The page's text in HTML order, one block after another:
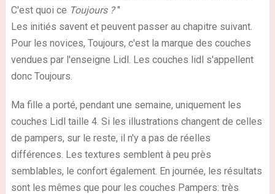
C'est quoi ce Toujours ?"
Les initiés savent et peuvent passer au chapitre suivant.
Pour les novices, Toujours, c'est la marque des couches
vendues par l'enseigne Lidl. Les couches lidl s'appellent
donc Toujours.
Ma fille a porté, pendant une semaine, uniquement les
couches Lidl taille 4. Si les illustrations changent de celles
de pampers, sur le reste, il n'y a pas de réelles
différences. Les textures semblent à peu près
semblables, le confort également. En journée, les résultats
sont les mêmes que pour les couches Pampers: très